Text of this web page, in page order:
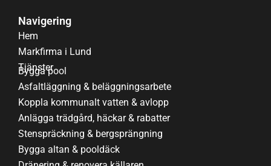
Navigering
Hem
Markfirma i Lund
Tjänster
Bygga pool
Asfaltläggning & beläggningsarbete
Koppla kommunalt vatten & avlopp
Anlägga trädgård, häckar & rabatter
Stenspräckning & bergsprängning
Bygga altan & pooldäck